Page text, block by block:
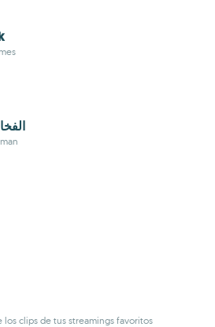
los clips de tus streamings favoritos